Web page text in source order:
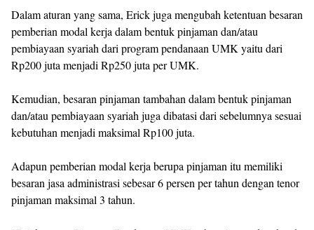
Dalam aturan yang sama, Erick juga mengubah ketentuan besaran
pemberian modal kerja dalam bentuk pinjaman dan/atau
pembiayaan syariah dari program pendanaan UMK yaitu dari
Rp200 juta menjadi Rp250 juta per UMK.
Kemudian, besaran pinjaman tambahan dalam bentuk pinjaman
dan/atau pembiayaan syariah juga dibatasi dari sebelumnya sesuai
kebutuhan menjadi maksimal Rp100 juta.
Adapun pemberian modal kerja berupa pinjaman itu memiliki
besaran jasa administrasi sebesar 6 persen per tahun dengan tenor
pinjaman maksimal 3 tahun.